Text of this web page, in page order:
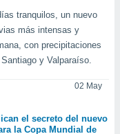
tranquilos, un nuevo
más intensas y
con precipitaciones
y Valparaíso.
02 May
el secreto del nuevo
la Copa Mundial de